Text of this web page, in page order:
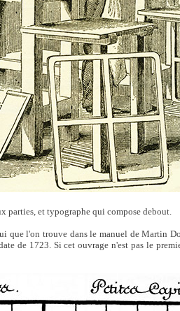
parties, et typographe qui compose debout.
que l'on trouve dans le manuel de Martin
de 1723. Si cet ouvrage n'est pas le